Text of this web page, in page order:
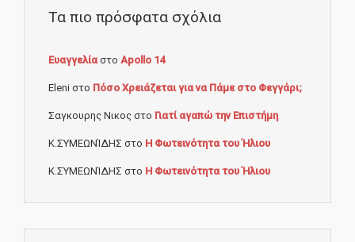
Τα πιο πρόσφατα σχόλια
Ευαγγελίαστο Apollo 14
Eleni στο Πόσο Χρειάζεται για να Πάμε στο Φεγγάρι;
Σαγκουρης Νικος στο Γιατί αγαπώ την Επιστήμη
Κ.ΣΥΜΕΩΝΊΔΗΣ στο Η Φωτεινότητα του Ήλιου
Κ.ΣΥΜΕΩΝΊΔΗΣ στο Η Φωτεινότητα του Ήλιου